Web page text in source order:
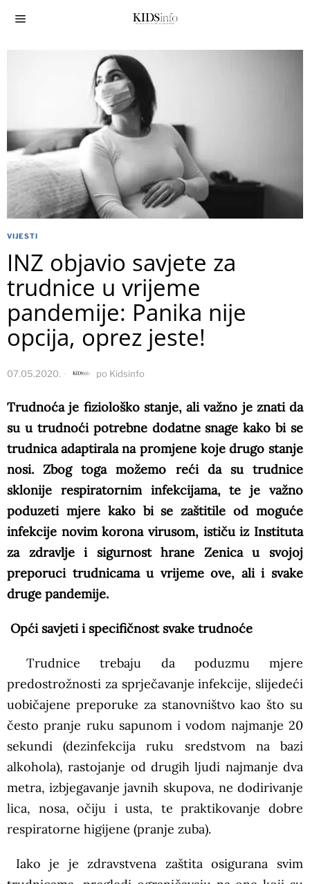
VIJESTI
INZ objavio savjete za
trudnice u vrijeme
pandemije: Panika nije
opcija, oprez jeste!
07.05.2020. po Kidsinfo
Trudnoća je fiziološko stanje, ali važno je znati da
su u trudnoći potrebne dodatne snage kako bi se
trudnica adaptirala na promjene koje drugo stanje
nosi. Zbog toga možemo reći da su trudnice
sklonije respiratornim infekcijama, te je važno
poduzeti mjere kako bi se zaštitile od moguće
infekcije novim korona virusom, ističu iz Instituta
za zdravlje i sigurnost hrane Zenica u svojoj
preporuci trudnicama u vrijeme ove, ali i svake
druge pandemije.
Opći savjeti i specifičnost svake trudnoće
Trudnice trebaju da poduzmu mjere
predostrožnosti za sprječavanje infekcije, slijedeći
uobičajene preporuke za stanovništvo kao što su
često pranje ruku sapunom i vodom najmanje 20
sekundi (dezinfekcija ruku sredstvom na bazi
alkohola), rastojanje od drugih ljudi najmanje dva
metra, izbjegavanje javnih skupova, ne dodirivanje
lica, nosa, očiju i usta, te praktikovanje dobre
respiratorne higijene (pranje zuba).
Iako je je zdravstvena zaštita osigurana svim